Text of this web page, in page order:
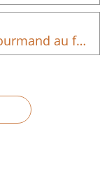
⭐ Filet mignon en croûte ultra-gourmand au four